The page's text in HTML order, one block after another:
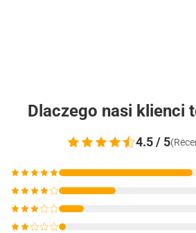
Dlaczego nasi klienci
4.5 / 5